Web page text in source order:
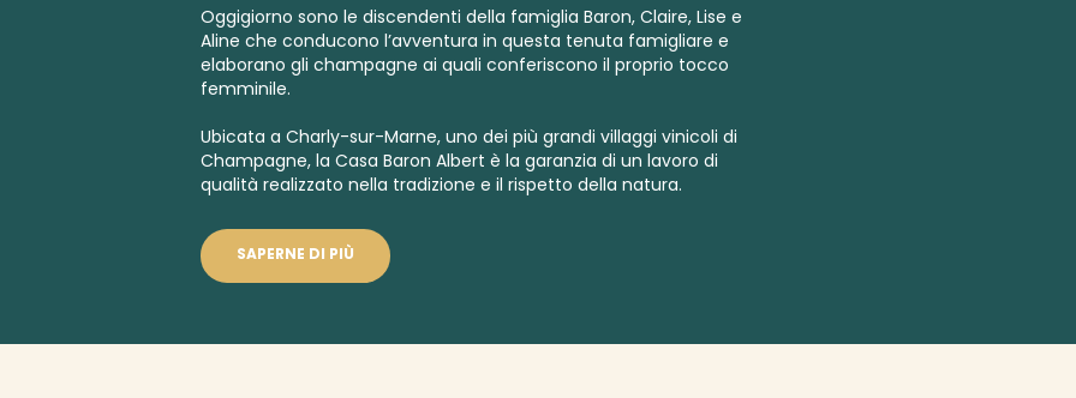
Oggigiorno sono le discendenti della famiglia Baron, Claire, Lise e
Aline che conducono l’avventura in questa tenuta famigliare e
elaborano gli champagne ai quali conferiscono il proprio tocco
femminile.
Ubicata a Charly-sur-Marne, uno dei più grandi villaggi vinicoli di
Champagne, la Casa Baron Albert è la garanzia di un lavoro di
qualità realizzato nella tradizione e il rispetto della natura.
SAPERNE DI PIÙ